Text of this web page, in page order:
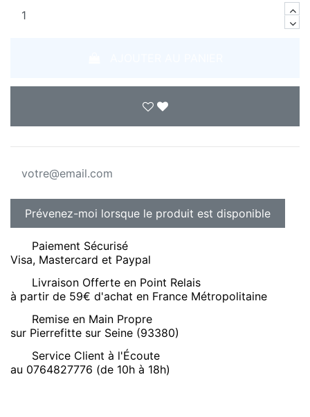
Paiement Sécurisé
Visa, Mastercard et Paypal
Livraison Offerte en Point Relais
à partir de 59€ d'achat en France Métropolitaine
Remise en Main Propre
sur Pierrefitte sur Seine (93380)
Service Client à l'Écoute
au 0764827776 (de 10h à 18h)